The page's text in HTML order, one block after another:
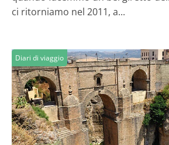
ci ritorniamo nel 2011, a...
Diari di viaggio